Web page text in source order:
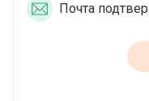
Почта